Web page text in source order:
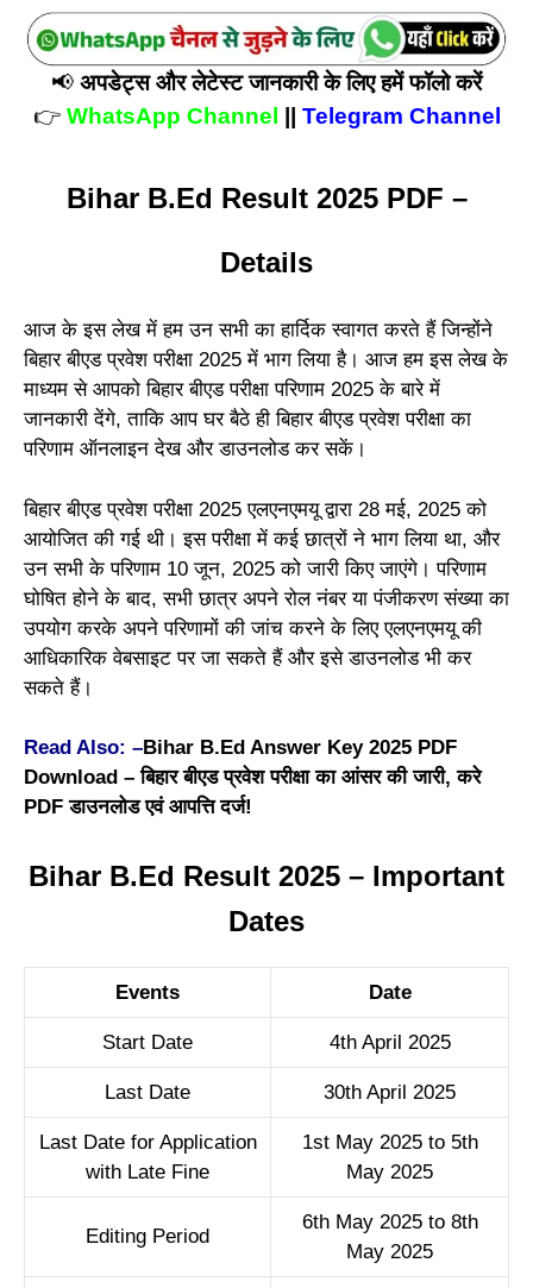
📢 अपडेट्स और लेटेस्ट जानकारी के लिए हमें फॉलो करें
👉 WhatsApp Channel || Telegram Channel
Bihar B.Ed Result 2025 PDF –
Details
आज के इस लेख में हम उन सभी का हार्दिक स्वागत करते हैं जिन्होंने
बिहार बीएड प्रवेश परीक्षा 2025 में भाग लिया है। आज हम इस लेख के
माध्यम से आपको बिहार बीएड परीक्षा परिणाम 2025 के बारे में
जानकारी देंगे, ताकि आप घर बैठे ही बिहार बीएड प्रवेश परीक्षा का
परिणाम ऑनलाइन देख और डाउनलोड कर सकें।
बिहार बीएड प्रवेश परीक्षा 2025 एलएनएमयू द्वारा 28 मई, 2025 को
आयोजित की गई थी। इस परीक्षा में कई छात्रों ने भाग लिया था, और
उन सभी के परिणाम 10 जून, 2025 को जारी किए जाएंगे। परिणाम
घोषित होने के बाद, सभी छात्र अपने रोल नंबर या पंजीकरण संख्या का
उपयोग करके अपने परिणामों की जांच करने के लिए एलएनएमयू की
आधिकारिक वेबसाइट पर जा सकते हैं और इसे डाउनलोड भी कर
सकते हैं।
Read Also: –Bihar B.Ed Answer Key 2025 PDF
Download – बिहार बीएड प्रवेश परीक्षा का आंसर की जारी, करे
PDF डाउनलोड एवं आपत्ति दर्ज!
Bihar B.Ed Result 2025 – Important
Dates
Events Date
Start Date 4th April 2025
Last Date 30th April 2025
Last Date for Application
with Late Fine
1st May 2025 to 5th
May 2025
Editing Period
6th May 2025 to 8th
May 2025